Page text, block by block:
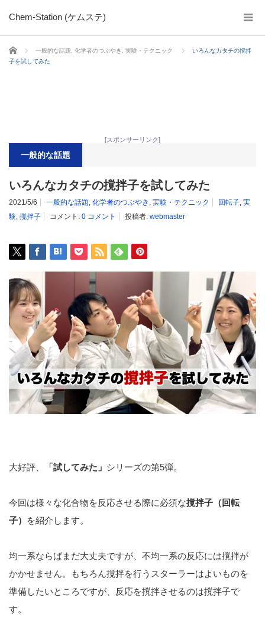
Chem-Station (ケムステ)
ホーム 一般的な話題 化学者のつぶやき 実験・テクニック
いろんなカタチの撹拌
子を試してみた
[スポンサーリンク]
一般的な話題
いろんなカタチの撹拌子を試してみた
2021/5/6 一般的な話題, 化学者のつぶやき , 実験・テクニック 回転子, 実
験, 撹拌子 コメント: 0 コメント 投稿者: webmaster
大好評、 「試してみた」 シリーズの第5弾。
今回は様々な化合物を反応させる際に必須な撹拌子（回転
子）
を紹介します。
均一系ならばまだ大丈夫ですが、不均一系の反応には撹拌が
かかせません。もちろん撹拌を行うスターラーはよいものを
準備したいところですが、反応を撹拌させるのは撹拌子で
す。